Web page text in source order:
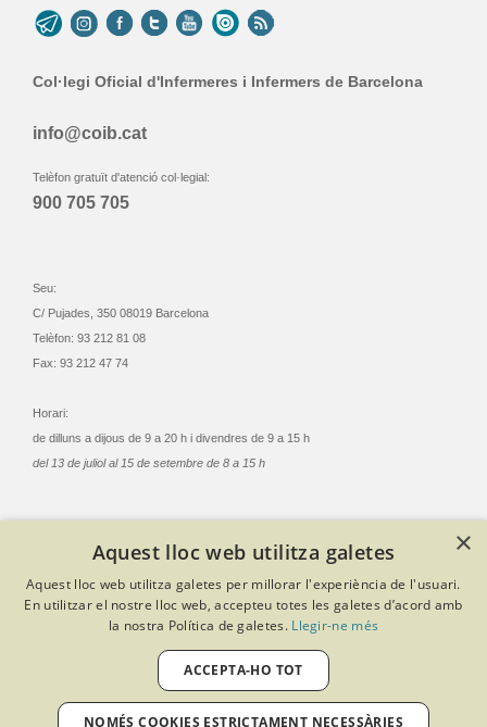
Col·legi Oficial d'Infermeres i Infermers de Barcelona
info@coib.cat
Telèfon gratuït d'atenció col·legial:
900 705 705
Seu:
C/ Pujades, 350 08019 Barcelona
Telèfon: 93 212 81 08
Fax: 93 212 47 74
Horari:
de dilluns a dijous de 9 a 20 h i divendres de 9 a 15 h
del 13 de juliol al 15 de setembre de 8 a 15 h
© Col·legi Oficial Infermeres i Infermers de Barcelona
Criteris de privacitat
Política de cookies
Avís legal
Política de protecció de dades
Política de qualitat
Desenvolupat amb Softeng Portal Builder
×
Aquest lloc web utilitza galetes
Aquest lloc web utilitza galetes per millorar l'experiència de l'usuari.
En utilitzar el nostre lloc web, accepteu totes les galetes d’acord amb
la nostra Política de galetes. Llegir-ne més
ACCEPTA-HO TOT
NOMÉS COOKIES ESTRICTAMENT NECESSÀRIES